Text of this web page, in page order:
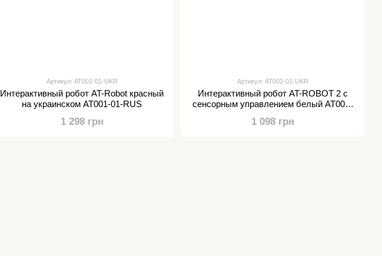
Артикул: AT001-01-UKR
Интерактивный робот AT-Robot красный
на украинском AT001-01-RUS
1 298 грн
Артикул: AT002-01-UKR
Интерактивный робот AT-ROBOT 2 с
сенсорным управлением белый AT002-
1 098 грн